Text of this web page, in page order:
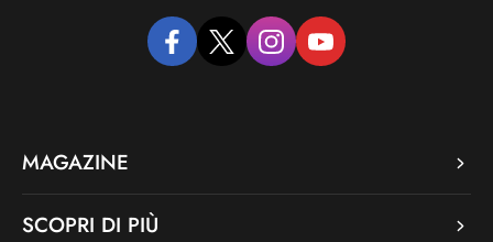
facebooktwitter instagramyoutube
MAGAZINE
SCOPRI DI PIÙ